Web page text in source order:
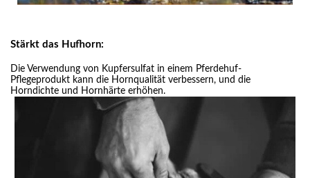
Stärkt das Hufhorn:
Die Verwendung von Kupfersulfat in einem Pferdehuf-
Pflegeprodukt kann die Hornqualität verbessern, und die
Horndichte und Hornhärte erhöhen.